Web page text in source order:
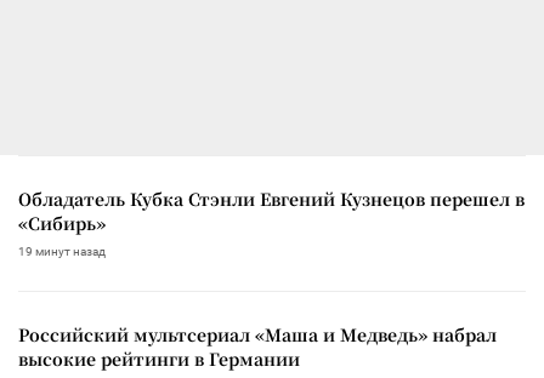
Обладатель Кубка Стэнли Евгений Кузнецов перешел в
«Сибирь»
19 минут назад
Российский мультсериал «Маша и Медведь» набрал
высокие рейтинги в Германии